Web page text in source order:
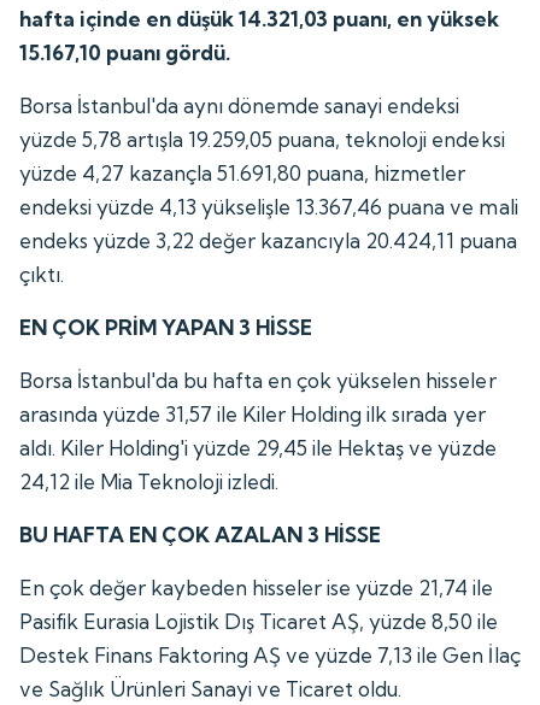
hafta içinde en düşük 14.321,03 puanı, en yüksek
15.167,10 puanı gördü.
Borsa İstanbul'da aynı dönemde sanayi endeksi
yüzde 5,78 artışla 19.259,05 puana, teknoloji endeksi
yüzde 4,27 kazançla 51.691,80 puana, hizmetler
endeksi yüzde 4,13 yükselişle 13.367,46 puana ve mali
endeks yüzde 3,22 değer kazancıyla 20.424,11 puana
çıktı.
EN ÇOK PRİM YAPAN 3 HİSSE
Borsa İstanbul'da bu hafta en çok yükselen hisseler
arasında yüzde 31,57 ile Kiler Holding ilk sırada yer
aldı. Kiler Holding'i yüzde 29,45 ile Hektaş ve yüzde
24,12 ile Mia Teknoloji izledi.
BU HAFTA EN ÇOK AZALAN 3 HİSSE
En çok değer kaybeden hisseler ise yüzde 21,74 ile
Pasifik Eurasia Lojistik Dış Ticaret AŞ, yüzde 8,50 ile
Destek Finans Faktoring AŞ ve yüzde 7,13 ile Gen İlaç
ve Sağlık Ürünleri Sanayi ve Ticaret oldu.